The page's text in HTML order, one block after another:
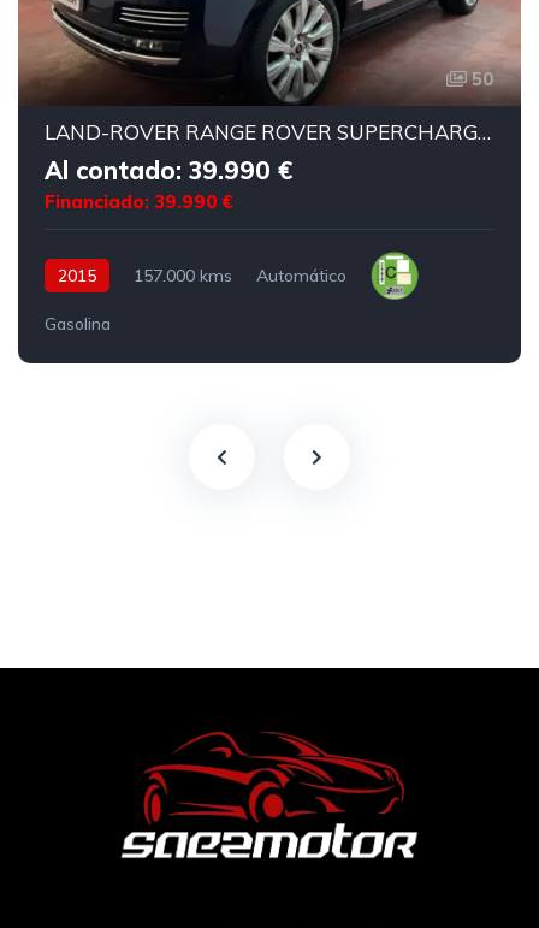
50
LAND-ROVER RANGE ROVER SUPERCHARGED AUTOBIOGRAPHY
Al contado: 39.990 €
Financiado: 39.990 €
2015 157.000 kms Automático
Gasolina